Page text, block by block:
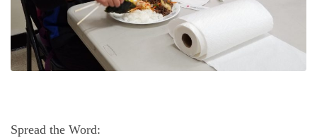
Spread the Word: